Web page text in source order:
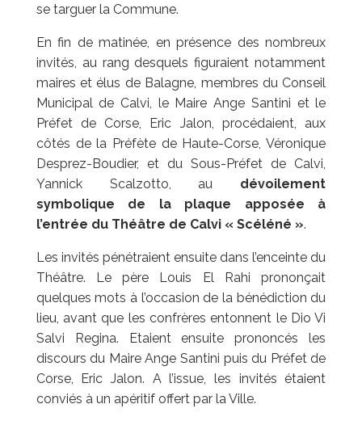
se targuer la Commune.
En fin de matinée, en présence des nombreux
invités, au rang desquels figuraient notamment
maires et élus de Balagne, membres du Conseil
Municipal de Calvi, le Maire Ange Santini et le
Préfet de Corse, Eric Jalon, procédaient, aux
côtés de la Préfète de Haute-Corse, Véronique
Desprez-Boudier, et du Sous-Préfet de Calvi,
Yannick Scalzotto, au dévoilement
symbolique de la plaque apposée à
l’entrée du Théâtre de Calvi « Scéléné ».
Les invités pénétraient ensuite dans l’enceinte du
Théâtre. Le père Louis El Rahi prononçait
quelques mots à l’occasion de la bénédiction du
lieu, avant que les confrères entonnent le Dio Vi
Salvi Regina. Etaient ensuite prononcés les
discours du Maire Ange Santini puis du Préfet de
Corse, Eric Jalon. A l’issue, les invités étaient
conviés à un apéritif offert par la Ville.